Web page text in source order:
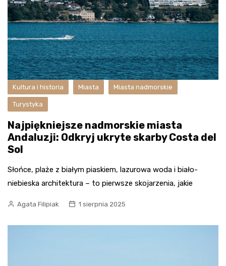
Kultura i historia Miasta Miasta nadmorskie
Turystyka
Najpiękniejsze nadmorskie miasta
Andaluzji: Odkryj ukryte skarby Costa del
Sol
Słońce, plaże z białym piaskiem, lazurowa woda i biało-
niebieska architektura – to pierwsze skojarzenia, jakie
Agata Filipiak 1 sierpnia 2025